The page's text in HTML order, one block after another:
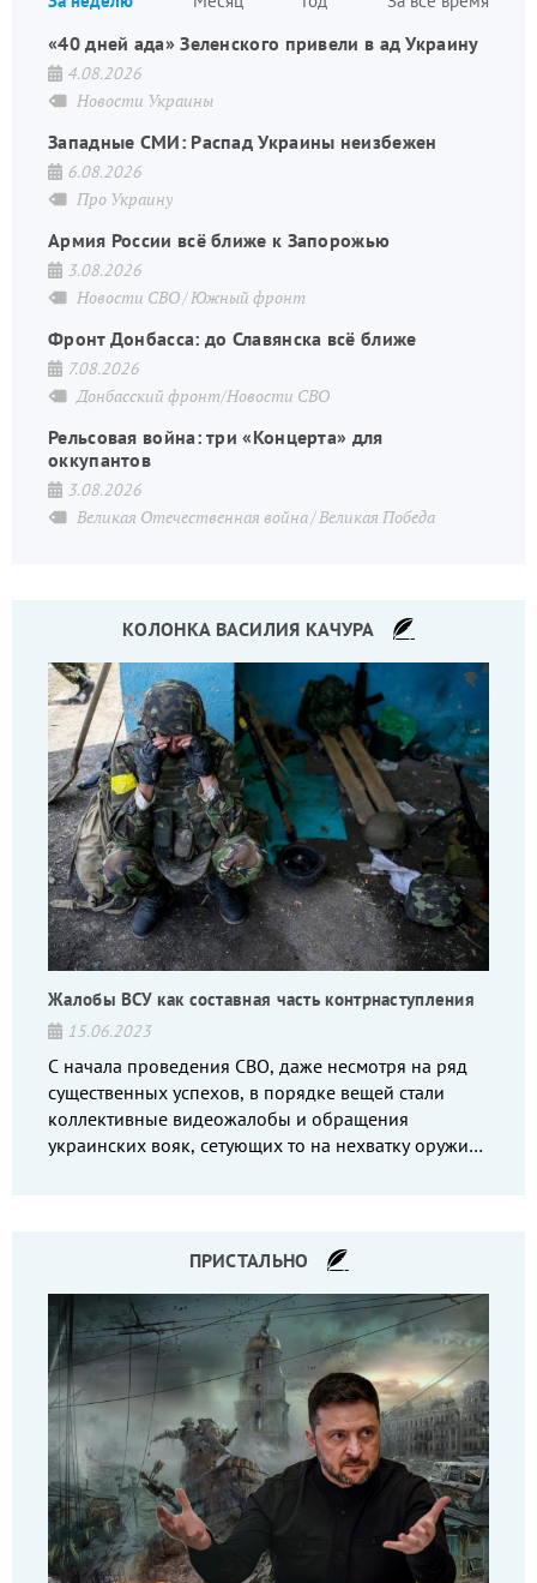
«40 дней ада» Зеленского привели в ад Украину
4.08.2026
Новости Украины
Западные СМИ: Распад Украины неизбежен
6.08.2026
Про Украину
Армия России всё ближе к Запорожью
3.08.2026
Новости СВО Южный фронт
Фронт Донбасса: до Славянска всё ближе
7.08.2026
Донбасский фронт/Новости СВО
Рельсовая война: три «Концерта» для
оккупантов
3.08.2026
Великая Отечественная война Великая Победа
КОЛОНКА ВАСИЛИЯ КАЧУРА
Жалобы ВСУ как составная часть контрнаступления
15.06.2023
С начала проведения СВО, даже несмотря на ряд
существенных успехов, в порядке вещей стали
коллективные видеожалобы и обращения
украинских вояк, сетующих то на нехватку оружия,
ПРИСТАЛЬНО